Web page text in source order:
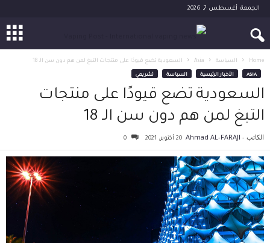
الجمعة, أغسطس 7, 2026
Home السياسة Asia السعودية تضع قيودًا على منتجات التبغ لمن هم دون سن الـ 18
ASIA الأخبار الرئيسية السياسة تشريعي
السعودية تضع قيودًا على منتجات
التبغ لمن هم دون سن الـ 18
الكاتب - Ahmad AL-FARAJI 20 أكتوبر، 2021 0